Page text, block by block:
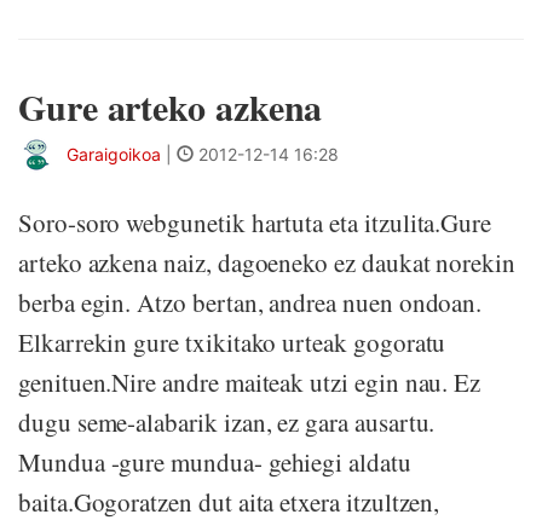
Gure arteko azkena
Garaigoikoa 2012-12-14 16:28
Soro-soro webgunetik hartuta eta itzulita.Gure
arteko azkena naiz, dagoeneko ez daukat norekin
berba egin. Atzo bertan, andrea nuen ondoan.
Elkarrekin gure txikitako urteak gogoratu
genituen.Nire andre maiteak utzi egin nau. Ez
dugu seme-alabarik izan, ez gara ausartu.
Mundua -gure mundua- gehiegi aldatu
baita.Gogoratzen dut aita etxera itzultzen,